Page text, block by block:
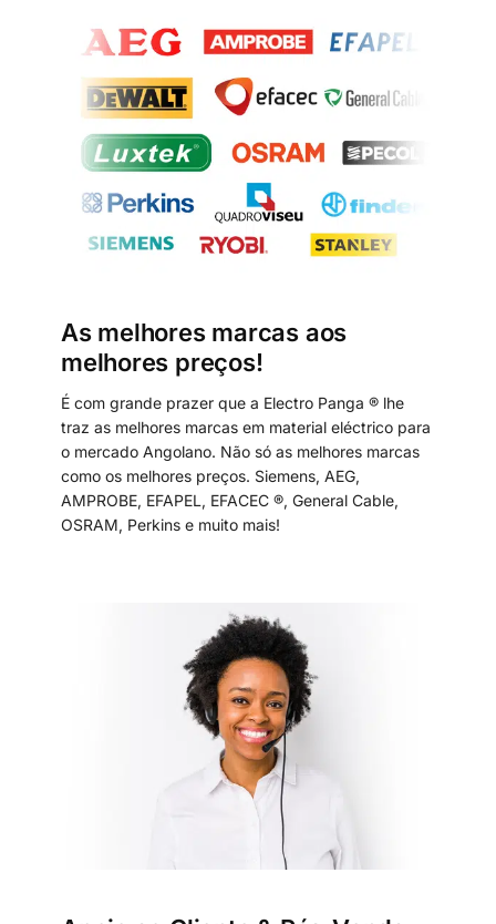
As melhores marcas aos
melhores preços!
É com grande prazer que a Electro Panga ® lhe
traz as melhores marcas em material eléctrico para
o mercado Angolano. Não só as melhores marcas
como os melhores preços. Siemens, AEG,
AMPROBE, EFAPEL, EFACEC ®, General Cable,
OSRAM, Perkins e muito mais!